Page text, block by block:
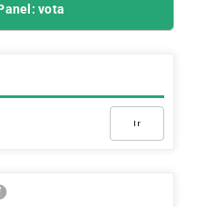
vota
Ir